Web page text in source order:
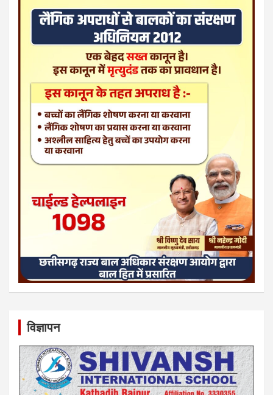
विज्ञापन